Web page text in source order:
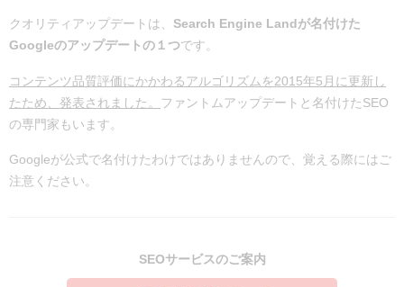
クオリティアップデートは、 Search Engine Landが名付けた
Googleのアップデートの１つです。
コンテンツ品質評価にかかわるアルゴリズムを2015年5月に更新し
たため、発表されました。 ファントムアップデートと名付けたSEO
の専門家もいます。
Googleが公式で名付けたわけではありませんので、覚える際にはご
注意ください。
SEOサービスのご案内